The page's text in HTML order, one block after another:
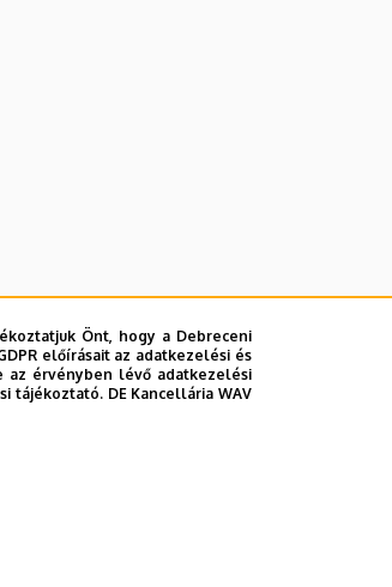
Önt, hogy a Debreceni
előírásait az adatkezelési és
az érvényben lévő adatkezelési
tájékoztató. DE Kancellária WAV